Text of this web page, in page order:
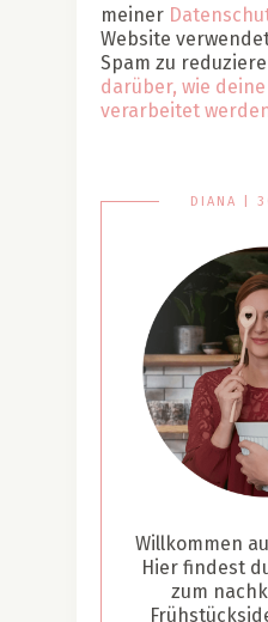
meiner
Website
Spam zu
darüber, wie
verarbeitet
DIANA |
Willkommen
Hier findest
zum